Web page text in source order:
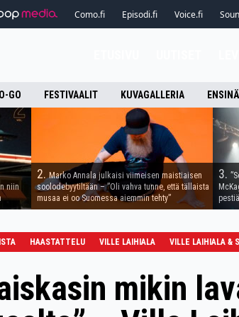
Como.fi Episodi.fi Voice.fi
GO FESTIVAALIT KUVAGALLERIA
niin
2. Marko Annala julkaisi viimeisen maistiaisen
soolodebyytiltään – ”Oli vahva tunne, että tällaista
musaa ei oo Suomessa aiemmin tehty”
3.
HAASTATTELU VILLE LAIHIALA VILLE LAIHIALA &
mikin